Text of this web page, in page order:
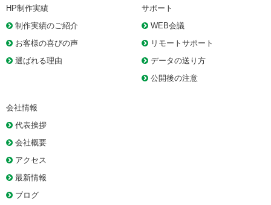
HP制作実績
制作実績のご紹介
お客様の喜びの声
選ばれる理由
サポート
WEB会議
リモートサポート
データの送り方
公開後の注意
会社情報
代表挨拶
会社概要
アクセス
最新情報
ブログ